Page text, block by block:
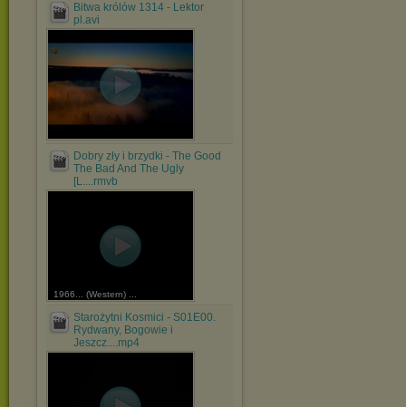
Bitwa królów 1314 - Lektor
pl.avi
Dobry zły i brzydki - The Good
The Bad And The Ugly
[L....rmvb
1966... (Western) ...
Starożytni Kosmici - S01E00.
Rydwany, Bogowie i
Jeszcz....mp4